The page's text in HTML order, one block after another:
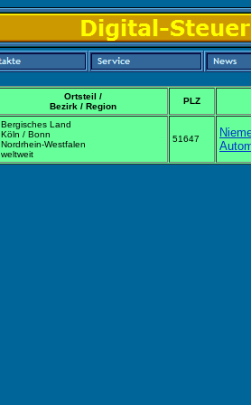
Ortsteil /
Bezirk / Region
PLZ
Bergisches Land
Köln / Bonn
Nordrhein-Westfalen
weltweit
51647